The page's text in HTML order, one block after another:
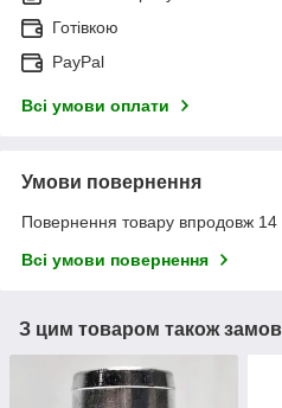
Готівкою
PayPal
Всі умови оплати
Умови повернення
Повернення товару впродовж 14
Всі умови повернення
З цим товаром також